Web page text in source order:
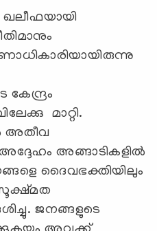
മാറ്റി.
അതീവ
അങ്ങാടികളില്‍
ദൈവഭക്തിയിലും
ജനങ്ങളുടെ